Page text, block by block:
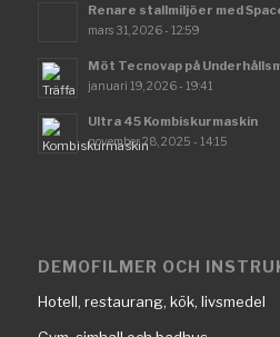
Renare stallmiljöer med
mars 31, 2026 - 12:59
Möt Tecnovap på
januari 19, 2026 - 19:41
Ultra 45 Kombiskurmaskin
november 28, 2025 - 14:15
DEMOFILMER OCH
Hotell, restaurang, kök, livsmedel